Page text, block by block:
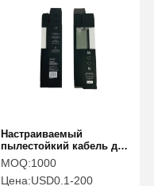
Настраиваемый
пылестойкий кабель для
хранения данных
Коробка для хранения
данных Черная
MOQ:1000
Цена:USD0.1-200